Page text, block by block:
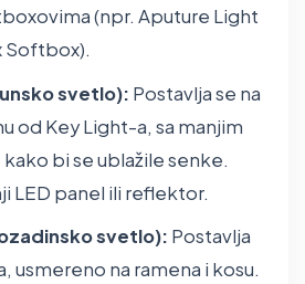
(npr. Aputure Light
Softbox).
svetlo): Postavlja se na
od Key Light-a, sa manjim
bi se ublažile senke.
LED panel ili reflektor.
svetlo): Postavlja
usmereno na ramena i kosu.